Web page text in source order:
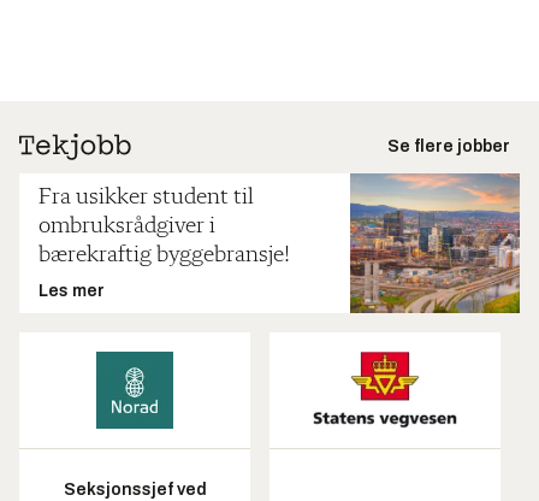
Se flere jobber
Fra usikker student til
ombruksrådgiver i
bærekraftig byggebransje!
Les mer
Seksjonssjef ved